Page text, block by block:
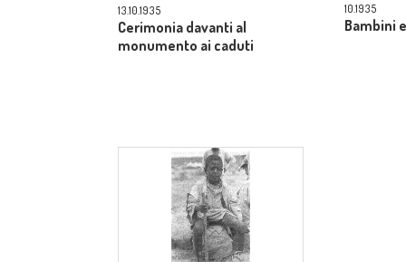
13.10.1935
Cerimonia davanti al
monumento ai caduti
10.1935
Bambini